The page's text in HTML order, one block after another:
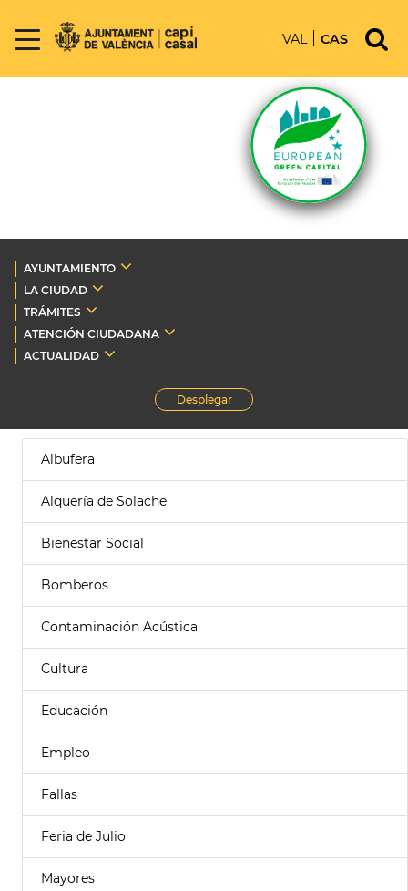
VAL CAS
AYUNTAMIENTO
LA CIUDAD
TRÁMITES
ATENCIÓN CIUDADANA
ACTUALIDAD
Desplegar
Albufera
Alquería de Solache
Bienestar Social
Bomberos
Contaminación Acústica
Cultura
Educación
Empleo
Fallas
Feria de Julio
Mayores